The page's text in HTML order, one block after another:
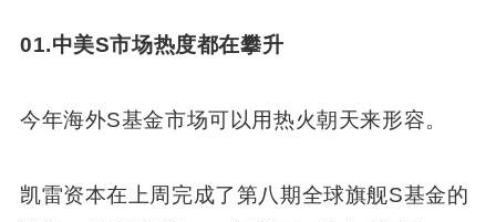
01.中美S市场热度都在攀升
今年海外S基金市场可以用热火朝天来形容。
凯雷资本在上周完成了第八期全球旗舰S基金的